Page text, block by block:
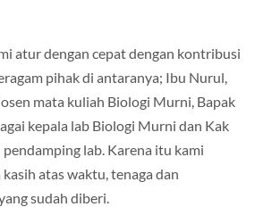
atur dengan cepat dengan kontribusi
pihak di antaranya; Ibu Nurul,
mata kuliah Biologi Murni, Bapak
kepala lab Biologi Murni dan Kak
lab. Karena itu kami
atas waktu, tenaga dan
sudah diberi.